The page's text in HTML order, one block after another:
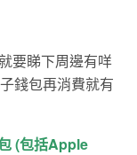
要睇下周邊有咩
錢包再消費就有
(包括Apple